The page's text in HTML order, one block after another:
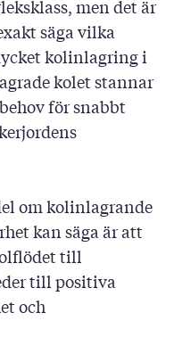
men det är
säga vilka
kolinlagring i
kolet stannar
för snabbt
om kolinlagrande
kan säga är att
till
till positiva
och